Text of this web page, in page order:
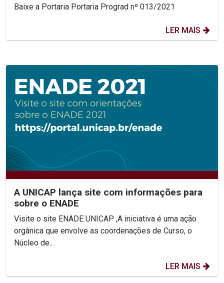
Baixe a Portaria Portaria Prograd nº 013/2021
LER MAIS
A UNICAP lança site com informações para
sobre o ENADE
Visite o site ENADE UNICAP ,A iniciativa é uma ação
orgânica que envolve as coordenações de Curso, o
Núcleo de...
LER MAIS